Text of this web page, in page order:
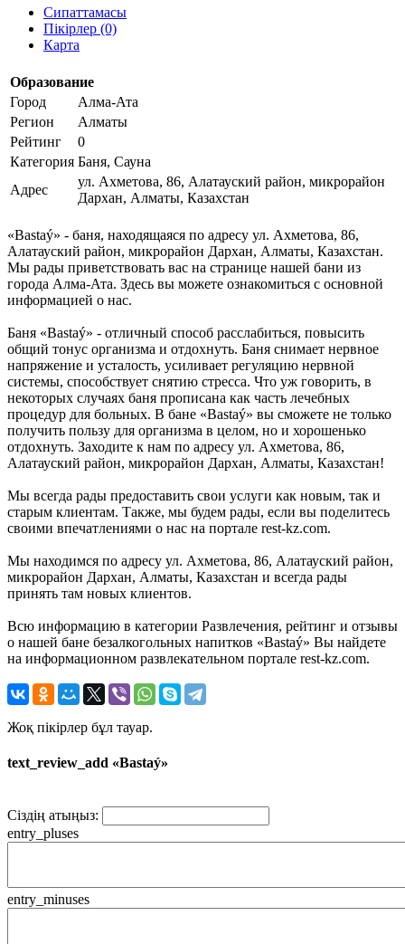
Сипаттамасы
Пікірлер (0)
Карта
Образование
Город
Алма-Ата
Регион
Алматы
Рейтинг
0
Категория Баня, Сауна
Адрес
ул. Ахметова, 86, Алатауский район, микрорайон
Дархан, Алматы, Казахстан
«Bastaý» - баня, находящаяся по адресу ул. Ахметова, 86,
Алатауский район, микрорайон Дархан, Алматы, Казахстан.
Мы рады приветствовать вас на странице нашей бани из
города Алма-Ата. Здесь вы можете ознакомиться с основной
информацией о нас.
Баня «Bastaý» - отличный способ расслабиться, повысить
общий тонус организма и отдохнуть. Баня снимает нервное
напряжение и усталость, усиливает регуляцию нервной
системы, способствует снятию стресса. Что уж говорить, в
некоторых случаях баня прописана как часть лечебных
процедур для больных. В бане «Bastaý» вы сможете не только
получить пользу для организма в целом, но и хорошенько
отдохнуть. Заходите к нам по адресу ул. Ахметова, 86,
Алатауский район, микрорайон Дархан, Алматы, Казахстан!
Мы всегда рады предоставить свои услуги как новым, так и
старым клиентам. Также, мы будем рады, если вы поделитесь
своими впечатлениями о нас на портале rest-kz.com.
Мы находимся по адресу ул. Ахметова, 86, Алатауский район,
микрорайон Дархан, Алматы, Казахстан и всегда рады
принять там новых клиентов.
Всю информацию в категории Развлечения, рейтинг и отзывы
о нашей бане безалкогольных напитков «Bastaý» Вы найдете
на информационном развлекательном портале rest-kz.com.
Жоқ пікірлер бұл тауар.
text_review_add «Bastaý»
Сіздің атыңыз:
entry_pluses
entry_minuses